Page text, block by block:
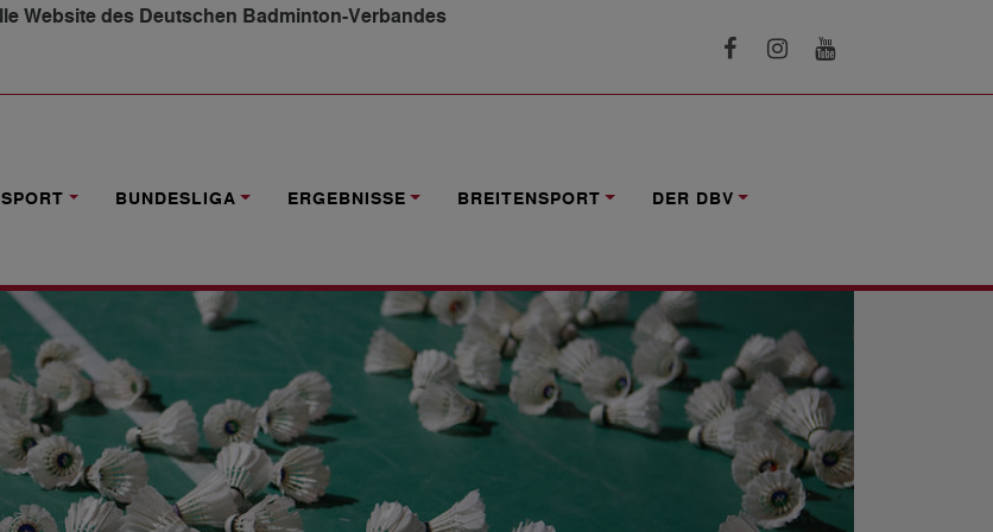
Website des Deutschen Badminton-Verbandes
BUNDESLIGA ERGEBNISSE BREITENSPORT DER DBV